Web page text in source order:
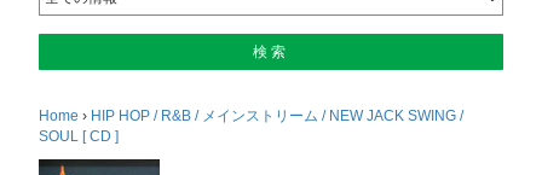
Home › HIP HOP / R&B / メインストリーム / NEW JACK SWING /
SOUL [ CD ]